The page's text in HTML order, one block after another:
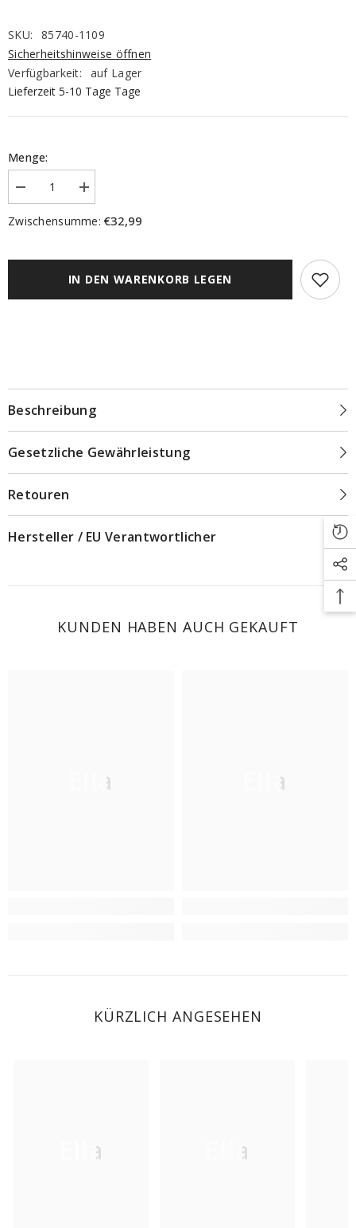
SKU:
85740-1109
Sicherheitshinweise öffnen
Verfügbarkeit:
auf Lager
Lieferzeit 5-10 Tage Tage
Menge:
verringern
für
Thermoschal
Menge
erhöhen
für
Thermoschal
BXH
Zwischensumme:€32,99
IN DEN WARENKORB LEGEN
Beschreibung
Gesetzliche Gewährleistung
Retouren
Hersteller / EU Verantwortlicher
KUNDEN HABEN AUCH GEKAUFT
Ella Ella
KÜRZLICH ANGESEHEN
Ella Ella